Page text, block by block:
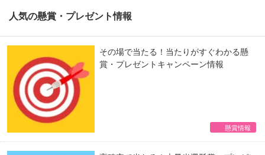
人気の懸賞・プレゼント情報
その場で当たる！当たりがすぐわかる懸
賞・プレゼントキャンペーン情報
懸賞情報